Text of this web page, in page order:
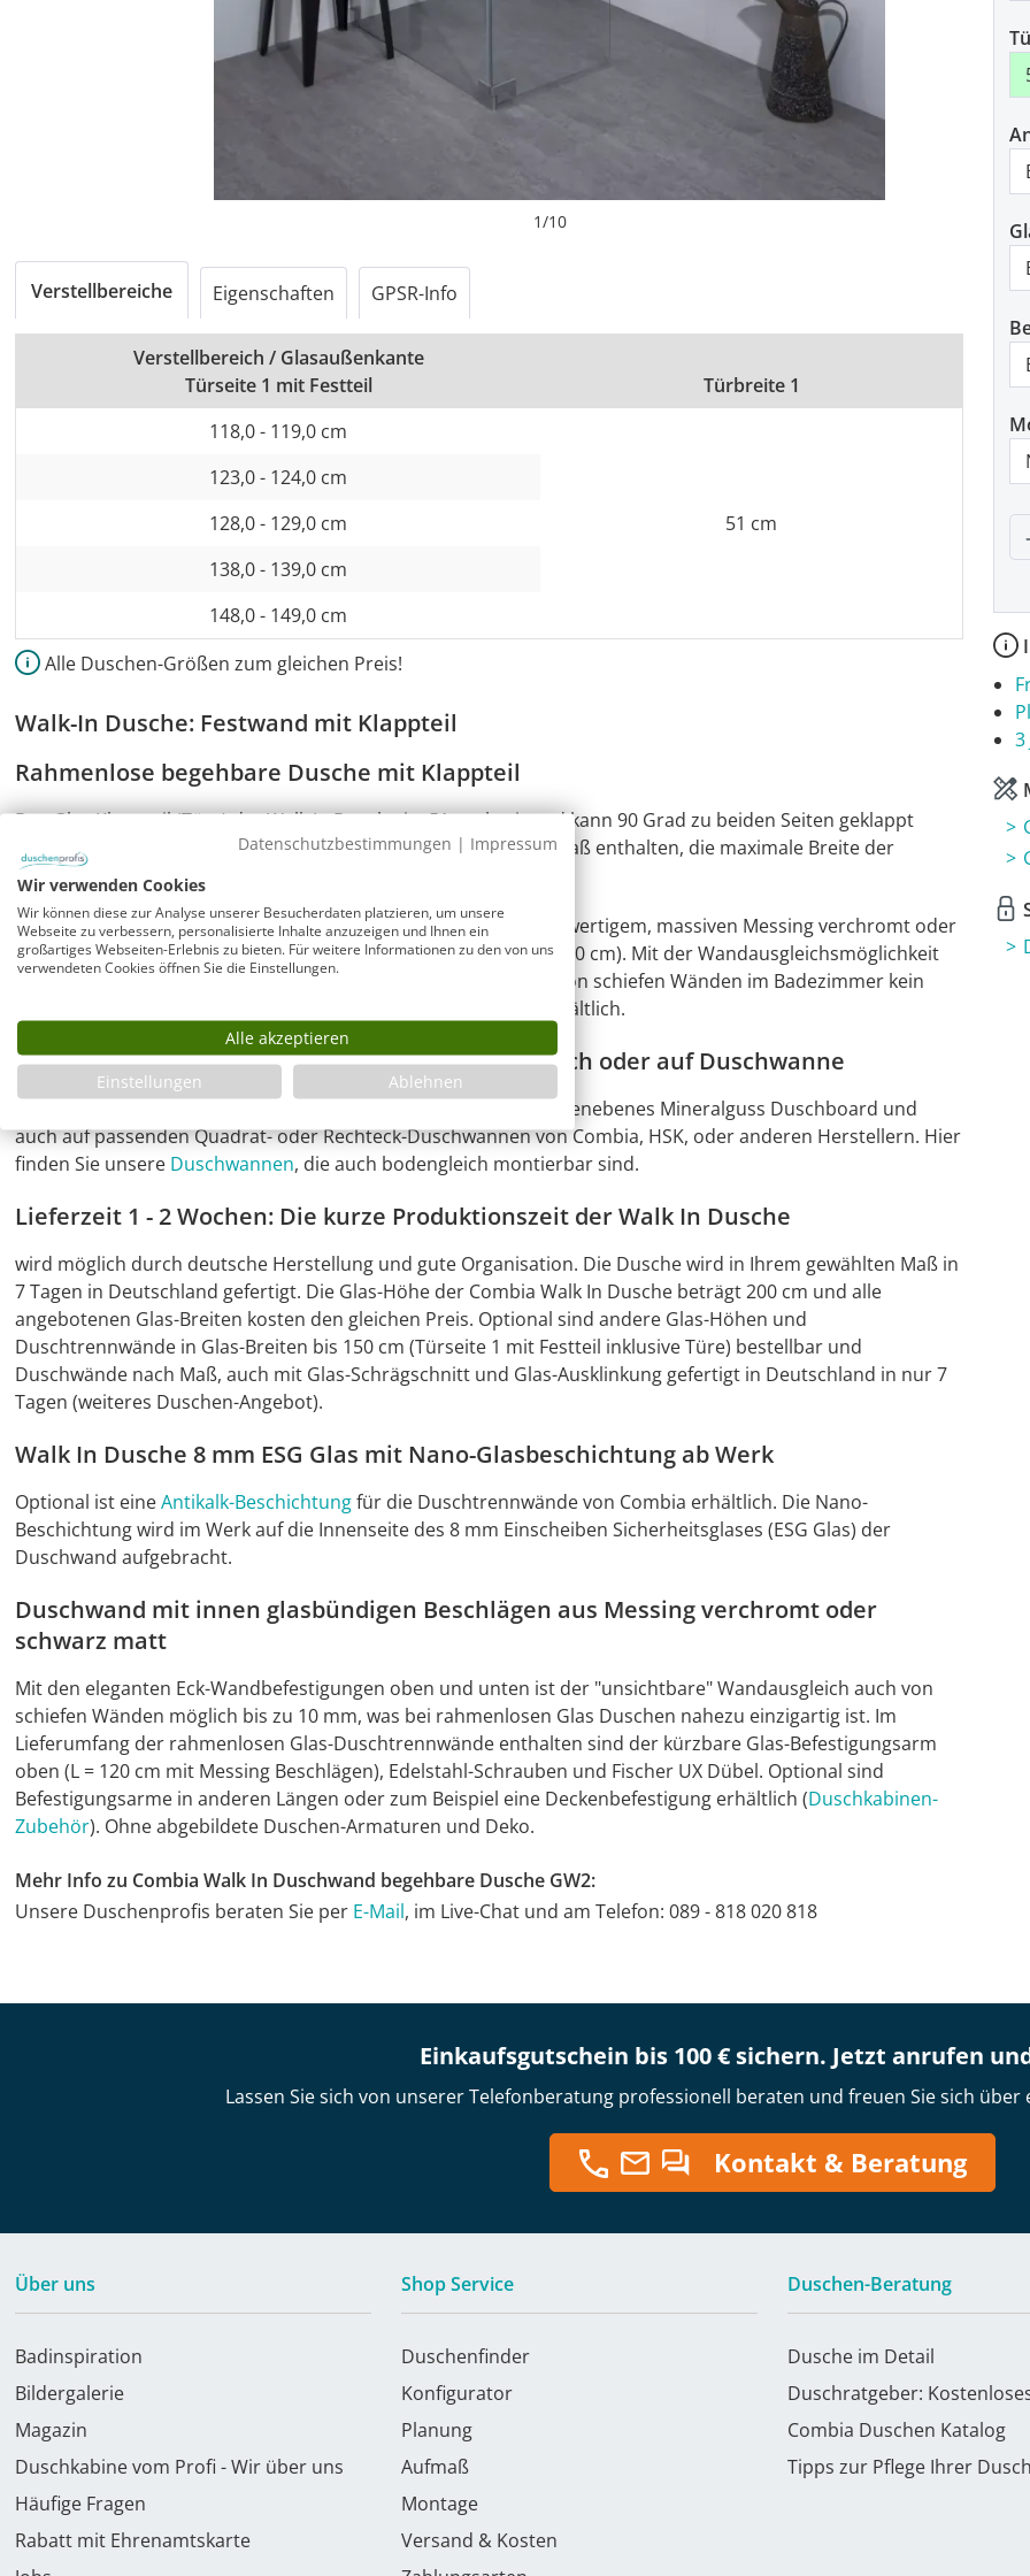
1/10
Verstellbereiche Eigenschaften GPSR-Info
Verstellbereich / Glasaußenkante
Türseite 1 mit Festteil
Türbreite 1
118,0 - 119,0 cm
51 cm
123,0 - 124,0 cm
128,0 - 129,0 cm
138,0 - 139,0 cm
148,0 - 149,0 cm
Alle Duschen-Größen zum gleichen Preis!
Walk-In Dusche: Festwand mit Klappteil
Rahmenlose begehbare Dusche mit Klappteil
Das Glas Klappteil (Türe) der Walk In Dusche ist 51 cm breit und kann 90 Grad zu beiden Seiten geklappt
werden. Dieses Maß der Klapptür (=Türbreite 1) ist im Gesamtmaß enthalten, die maximale Breite der
Türseite 1 inklusive Klappteil ist 148-149 cm.
Premium Qualität mit innen glasbündigen Beschlägen aus hochwertigem, massiven Messing verchromt oder
schwarz matt und kürzbarem Glas Befestigungsarm oben (L = 120 cm). Mit der Wandausgleichsmöglichkeit
von bis zu 10 mm in den Wandbefestigungen ist der Ausgleich von schiefen Wänden im Badezimmer kein
Problem. Auch im Industrial Style als schwarze Duschkabine erhältlich.
Montage der rahmenlosen Duschwand bodengleich oder auf Duschwanne
- beispielsweise auf ein befliesbares Duschelement oder ein bodenebenes Mineralguss Duschboard und
auch auf passenden Quadrat- oder Rechteck-Duschwannen von Combia, HSK, oder anderen Herstellern. Hier
finden Sie unsere Duschwannen, die auch bodengleich montierbar sind.
Lieferzeit 1 - 2 Wochen: Die kurze Produktionszeit der Walk In Dusche
wird möglich durch deutsche Herstellung und gute Organisation. Die Dusche wird in Ihrem gewählten Maß in
7 Tagen in Deutschland gefertigt. Die Glas-Höhe der Combia Walk In Dusche beträgt 200 cm und alle
angebotenen Glas-Breiten kosten den gleichen Preis. Optional sind andere Glas-Höhen und
Duschtrennwände in Glas-Breiten bis 150 cm (Türseite 1 mit Festteil inklusive Türe) bestellbar und
Duschwände nach Maß, auch mit Glas-Schrägschnitt und Glas-Ausklinkung gefertigt in Deutschland in nur 7
Tagen (weiteres Duschen-Angebot).
Walk In Dusche 8 mm ESG Glas mit Nano-Glasbeschichtung ab Werk
Optional ist eineAntikalk-Beschichtungfür die Duschtrennwände von Combia erhältlich. Die Nano-
Beschichtung wird im Werk auf die Innenseite des 8 mm Einscheiben Sicherheitsglases (ESG Glas) der
Duschwand aufgebracht.
Duschwand mit innen glasbündigen Beschlägen aus Messing verchromt oder
schwarz matt
Mit den eleganten Eck-Wandbefestigungen oben und unten ist der "unsichtbare" Wandausgleich auch von
schiefen Wänden möglich bis zu 10 mm, was bei rahmenlosen Glas Duschen nahezu einzigartig ist. Im
Lieferumfang der rahmenlosen Glas-Duschtrennwände enthalten sind der kürzbare Glas-Befestigungsarm
oben (L = 120 cm mit Messing Beschlägen), Edelstahl-Schrauben und Fischer UX Dübel. Optional sind
Befestigungsarme in anderen Längen oder zum Beispiel eine Deckenbefestigung erhältlich (Duschkabinen-
Zubehör). Ohne abgebildete Duschen-Armaturen und Deko.
Mehr Info zu Combia Walk In Duschwand begehbare Dusche GW2:
Unsere Duschenprofis beraten Sie per E-Mail, im Live-Chat und am Telefon: 089 - 818 020 818
Einkaufsgutschein bis 100 € sichern. Jetzt anrufen
Lassen Sie sich von unserer Telefonberatung professionell beraten und freuen Sie sich über
Kontakt & Beratung
Über uns
Badinspiration
Bildergalerie
Magazin
Duschkabine vom Profi - Wir über uns
Häufige Fragen
Rabatt mit Ehrenamtskarte
Shop Service
Duschenfinder
Konfigurator
Planung
Aufmaß
Montage
Versand & Kosten
Duschen-Beratung
Dusche im Detail
Duschratgeber:
Combia Duschen Katalog
Tipps zur Pflege Ihrer
Datenschutzbestimmungen | Impressum
Wir verwenden Cookies
Wir können diese zur Analyse unserer Besucherdaten platzieren, um unsere
Webseite zu verbessern, personalisierte Inhalte anzuzeigen und Ihnen ein
großartiges Webseiten-Erlebnis zu bieten. Für weitere Informationen zu den von uns
verwendeten Cookies öffnen Sie die Einstellungen.
Alle akzeptieren
Einstellungen
Ablehnen